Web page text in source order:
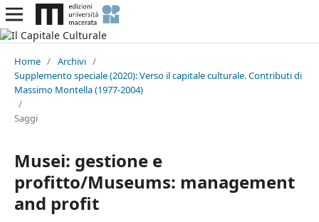
Home / Archivi /
Supplemento speciale (2020): Verso il capitale culturale. Contributi di
Massimo Montella (1977-2004)
/
Saggi
Musei: gestione e
profitto/Museums: management
and profit